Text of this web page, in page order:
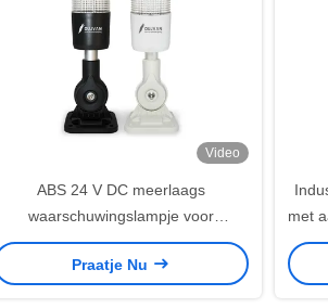
Video
ABS 24 V DC meerlaags
waarschuwingslampje voor
werktuigmachines met 95 dB zoemer
360° zichtbaarheid en levensduur
Praatje Nu
met
|